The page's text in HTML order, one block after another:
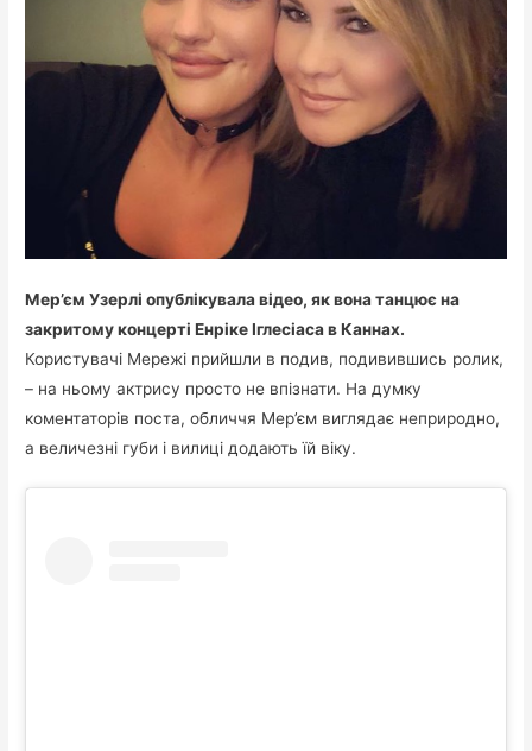
Мер’єм Узерлі опублікувала відео, як вона танцює на
закритому концерті Енріке Іглесіаса в Каннах.
Користувачі Мережі прийшли в подив, подивившись ролик,
– на ньому актрису просто не впізнати. На думку
коментаторів поста, обличчя Мер’єм виглядає неприродно,
а величезні губи і вилиці додають їй віку.